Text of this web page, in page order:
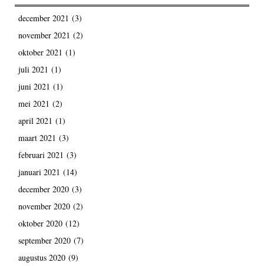
december 2021 (3)
november 2021 (2)
oktober 2021 (1)
juli 2021 (1)
juni 2021 (1)
mei 2021 (2)
april 2021 (1)
maart 2021 (3)
februari 2021 (3)
januari 2021 (14)
december 2020(3)
november 2020(2)
oktober 2020(12)
september 2020(7)
augustus 2020(9)